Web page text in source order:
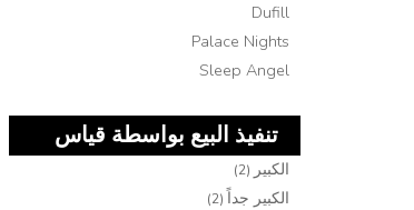
التجارية
Dufill
Palace Nights
Sleep Angel
تنفيذ البيع بواسطة قياس
ملاءات السرير
الكبير (2)
الكبير جداً (2)